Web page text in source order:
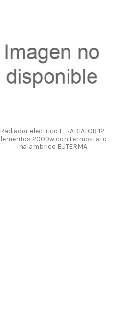
Radiador electrico E-RADIATOR 12
2000w con termostato
inalambrico EUTERMA